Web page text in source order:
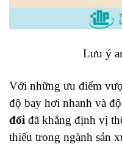
Lưu ý
Với những ưu điểm
độ bay hơi nhanh và
đối đã khẳng định vị
thiếu trong ngành sản